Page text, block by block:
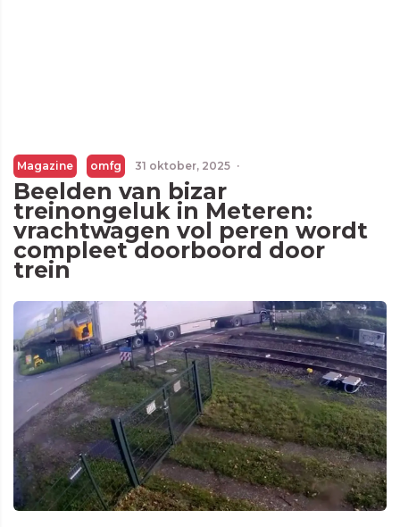
Magazine omfg 31 oktober, 2025 ·
Beelden van bizar
treinongeluk in Meteren:
vrachtwagen vol peren wordt
compleet doorboord door
trein